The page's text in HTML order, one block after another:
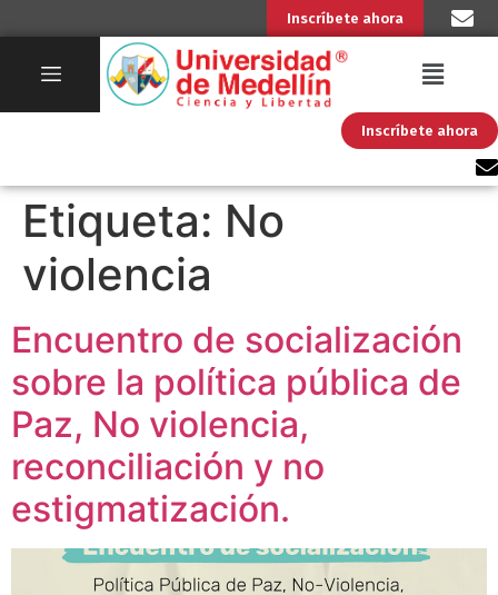
Inscríbete ahora
Inscríbete ahora
Etiqueta: No
violencia
Encuentro de socialización
sobre la política pública de
Paz, No violencia,
reconciliación y no
estigmatización.